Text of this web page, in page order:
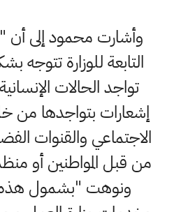
وأشارت محمود إلى أن
التابعة للوزارة تتوجه
تواجد الحالات
إشعارات بتواجدها من
الاجتماعي والقنوات
من قبل المواطنين أو
ونوهت "بشمول هذه